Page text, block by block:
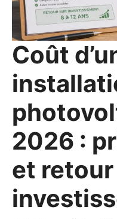
Coût
2026 :
et